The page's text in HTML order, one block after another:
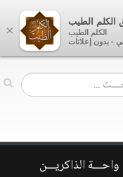
واحـــة الذاكريـــن
×
الكلم الطيب
الكلم الطيب
- بدون إعلانات